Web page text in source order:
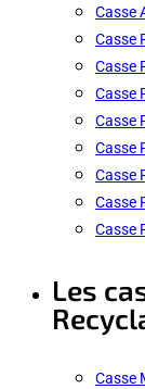
Casse
Casse
Casse
Casse
Casse
Casse
Casse
Casse
Casse
Les
Casse